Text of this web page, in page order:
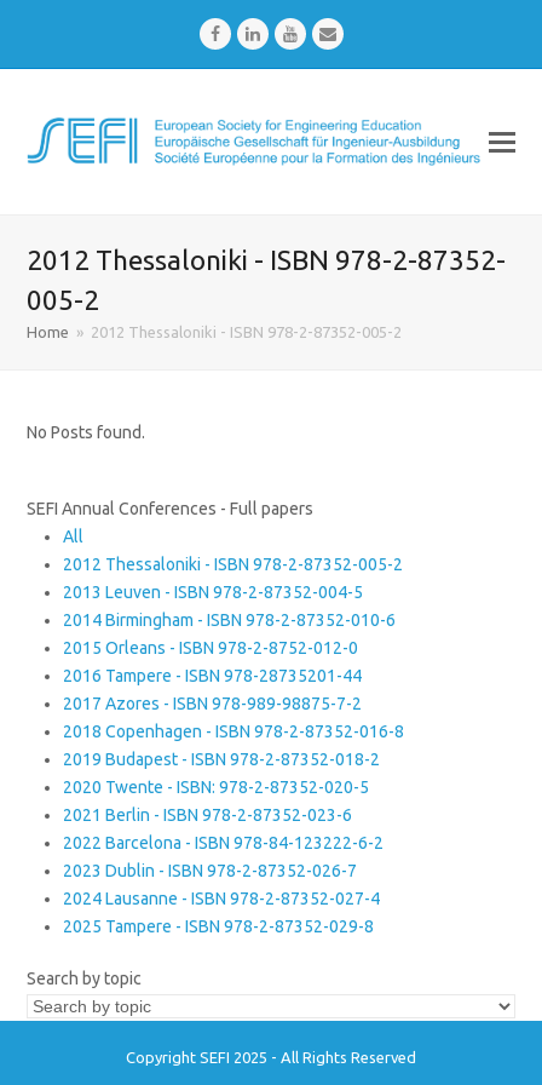
FacebookLinkedInYoutubeEmail
2012 Thessaloniki - ISBN 978-2-87352-
005-2
Home » 2012 Thessaloniki - ISBN 978-2-87352-005-2
No Posts found.
SEFI Annual Conferences - Full papers
All
2012 Thessaloniki - ISBN 978-2-87352-005-2
2013 Leuven - ISBN 978-2-87352-004-5
2014 Birmingham - ISBN 978-2-87352-010-6
2015 Orleans - ISBN 978-2-8752-012-0
2016 Tampere - ISBN 978-28735201-44
2017 Azores - ISBN 978-989-98875-7-2
2018 Copenhagen - ISBN 978-2-87352-016-8
2019 Budapest - ISBN 978-2-87352-018-2
2020 Twente - ISBN: 978-2-87352-020-5
2021 Berlin - ISBN 978-2-87352-023-6
2022 Barcelona - ISBN 978-84-123222-6-2
2023 Dublin - ISBN 978-2-87352-026-7
2024 Lausanne - ISBN 978-2-87352-027-4
2025 Tampere - ISBN 978-2-87352-029-8
Search by topic
Copyright SEFI 2025 - All Rights Reserved